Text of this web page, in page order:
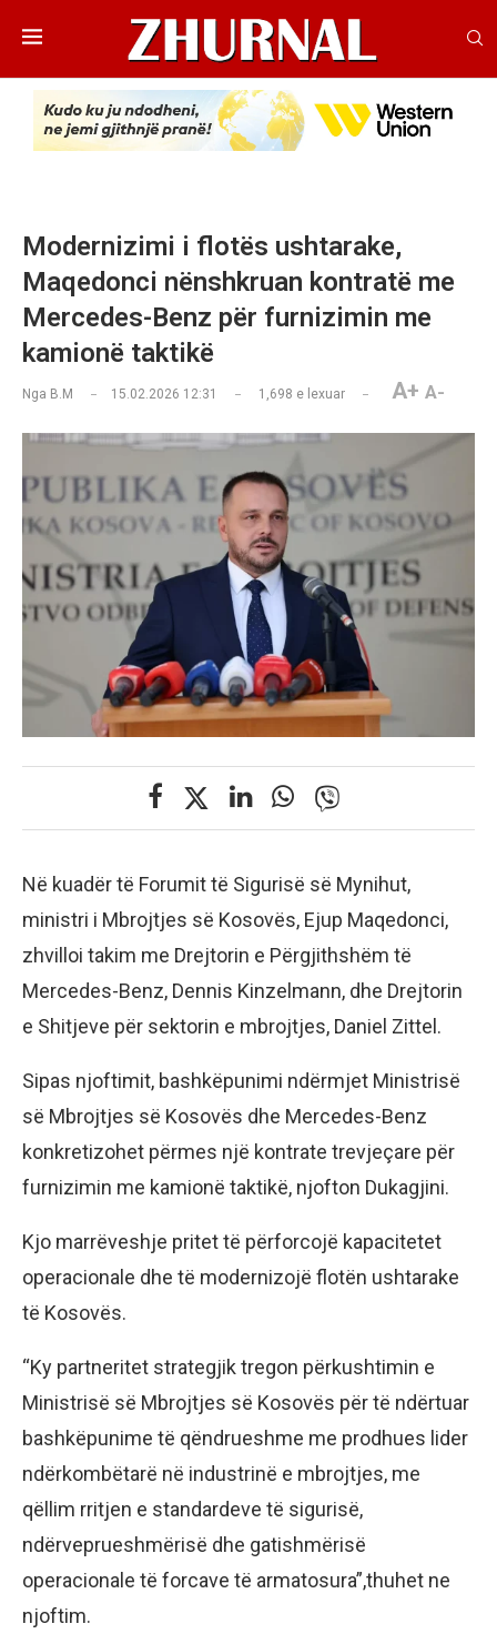
Modernizimi i flotës ushtarake,
Maqedonci nënshkruan kontratë me
Mercedes-Benz për furnizimin me
kamionë taktikë
Nga B.M 15.02.2026 12:31 1,698 e lexuar A+ A-
Në kuadër të Forumit të Sigurisë së Mynihut,
ministri i Mbrojtjes së Kosovës, Ejup Maqedonci,
zhvilloi takim me Drejtorin e Përgjithshëm të
Mercedes-Benz, Dennis Kinzelmann, dhe Drejtorin
e Shitjeve për sektorin e mbrojtjes, Daniel Zittel.
Sipas njoftimit, bashkëpunimi ndërmjet Ministrisë
së Mbrojtjes së Kosovës dhe Mercedes-Benz
konkretizohet përmes një kontrate trevjeçare për
furnizimin me kamionë taktikë, njofton Dukagjini.
Kjo marrëveshje pritet të përforcojë kapacitetet
operacionale dhe të modernizojë flotën ushtarake
të Kosovës.
“Ky partneritet strategjik tregon përkushtimin e
Ministrisë së Mbrojtjes së Kosovës për të ndërtuar
bashkëpunime të qëndrueshme me prodhues lider
ndërkombëtarë në industrinë e mbrojtjes, me
qëllim rritjen e standardeve të sigurisë,
ndërveprueshmërisë dhe gatishmërisë
operacionale të forcave të armatosura”,thuhet ne
njoftim.